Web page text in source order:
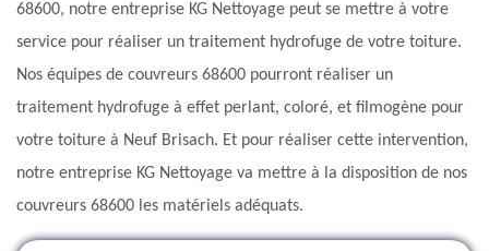
68600, notre entreprise KG Nettoyage peut se mettre à votre
service pour réaliser un traitement hydrofuge de votre toiture.
Nos équipes de couvreurs 68600 pourront réaliser un
traitement hydrofuge à effet perlant, coloré, et filmogène pour
votre toiture à Neuf Brisach. Et pour réaliser cette intervention,
notre entreprise KG Nettoyage va mettre à la disposition de nos
couvreurs 68600 les matériels adéquats.